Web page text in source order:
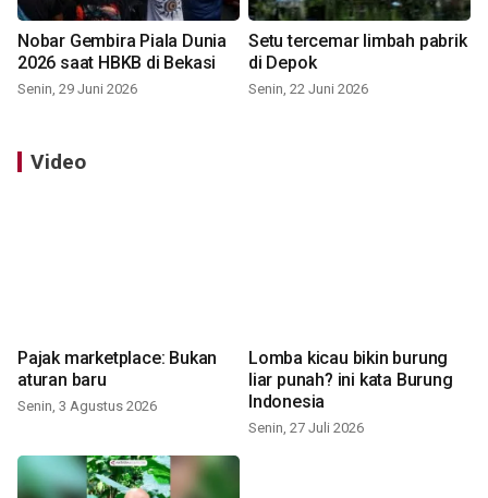
Nobar Gembira Piala Dunia
2026 saat HBKB di Bekasi
Senin, 29 Juni 2026
Setu tercemar limbah pabrik
di Depok
Senin, 22 Juni 2026
Video
Pajak marketplace: Bukan
aturan baru
Senin, 3 Agustus 2026
Lomba kicau bikin burung
liar punah? ini kata Burung
Indonesia
Senin, 27 Juli 2026